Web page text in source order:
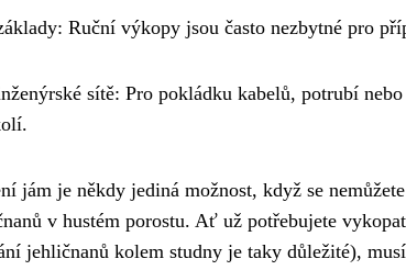
Ruční výkopy jsou často nezbytné pro
sítě: Pro pokládku kabelů, potrubí
jám je někdy jediná možnost, když se
v hustém porostu. Ať už potřebujete
jehličnanů kolem studny je taky důležité),